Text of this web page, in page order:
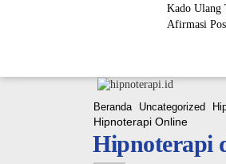
Kado Ulang
Afirmasi
Beranda Uncategorized
Hipnoterapi Online
Hipnoterapi